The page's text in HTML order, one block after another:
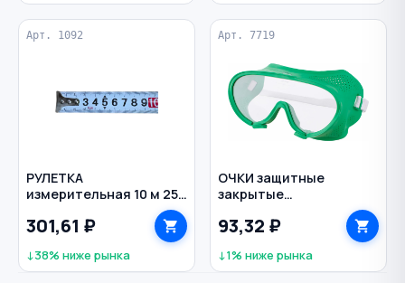
Арт. 1092
РУЛЕТКА
измерительная 10 м 25
корпус
301,61 ₽
↓38% ниже рынка
Арт. 7719
ОЧКИ защитные
закрытые
прозрачные прямая
вентиляция Стандарт
РИМ
93,32 ₽
↓1% ниже рынка